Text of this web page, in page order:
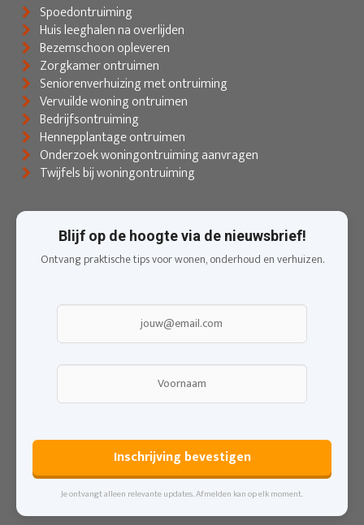
Spoedontruiming
Huis leeghalen na overlijden
Bezemschoon opleveren
Zorgkamer ontruimen
Seniorenverhuizing met ontruiming
Vervuilde woning ontruimen
Bedrijfsontruiming
Hennepplantage ontruimen
Onderzoek woningontruiming aanvragen
Twijfels bij woningontruiming
Blijf op de hoogte via de nieuwsbrief!
Ontvang praktische tips voor wonen, onderhoud en verhuizen.
Inschrijving bevestigen
Je ontvangt alleen relevante updates. Afmelden kan op elk moment.